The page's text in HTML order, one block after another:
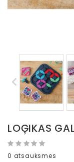
LOĢIKAS
0 atsauksmes